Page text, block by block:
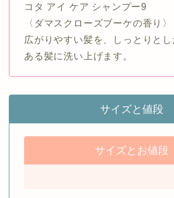
コタ アイ ケア シャンプー9
〈ダマスクローズブーケの香り〉
広がりやすい髪を、しっとりと
ある髪に洗い上げます。
サイズと値段
サイズとお値段